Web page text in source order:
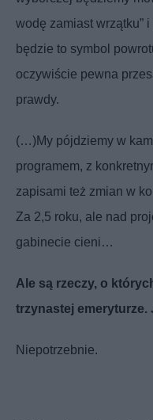
wodę zamiast wrzątku”
będzie to symbol
oczywiście pewna
prawdy.
(…)My pójdziemy w
programem, z
zapisami też zmian w
Za 2,5 roku, ale nad
gabinecie cieni…
Ale są rzeczy, o
trzynastej emeryturze.
Niepotrzebnie.